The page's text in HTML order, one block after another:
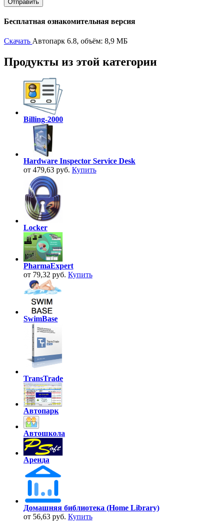
Бесплатная ознакомительная версия
Скачать Автопарк 6.8, объём: 8,9 МБ
Продукты из этой категории
Billing-2000
Hardware Inspector Service Desk
от 479,63 руб. Купить
Locker
PharmaExpert
от 79,32 руб. Купить
SwimBase
TransTrade
Автопарк
Автошкола
Аренда
Домашняя библиотека (Home Library)
от 56,63 руб. Купить